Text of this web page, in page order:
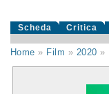
Scheda Critica
Home » Film » 2020 »